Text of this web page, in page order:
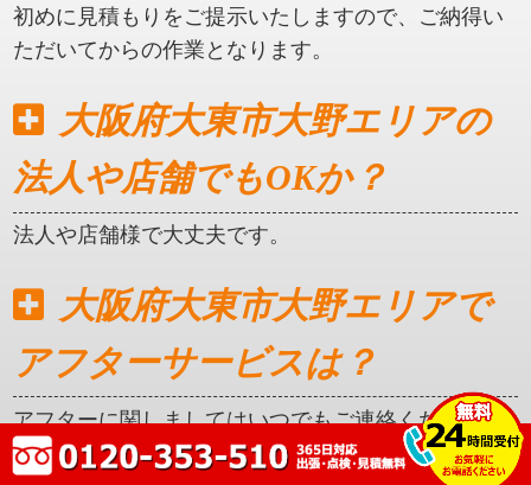
初めに見積もりをご提示いたしますので、ご納得い
ただいてからの作業となります。
大阪府大東市大野エリアの
法人や店舗でもOKか？
法人や店舗様で大丈夫です。
大阪府大東市大野エリアで
アフターサービスは？
アフターに関しましてはいつでもご連絡ください。